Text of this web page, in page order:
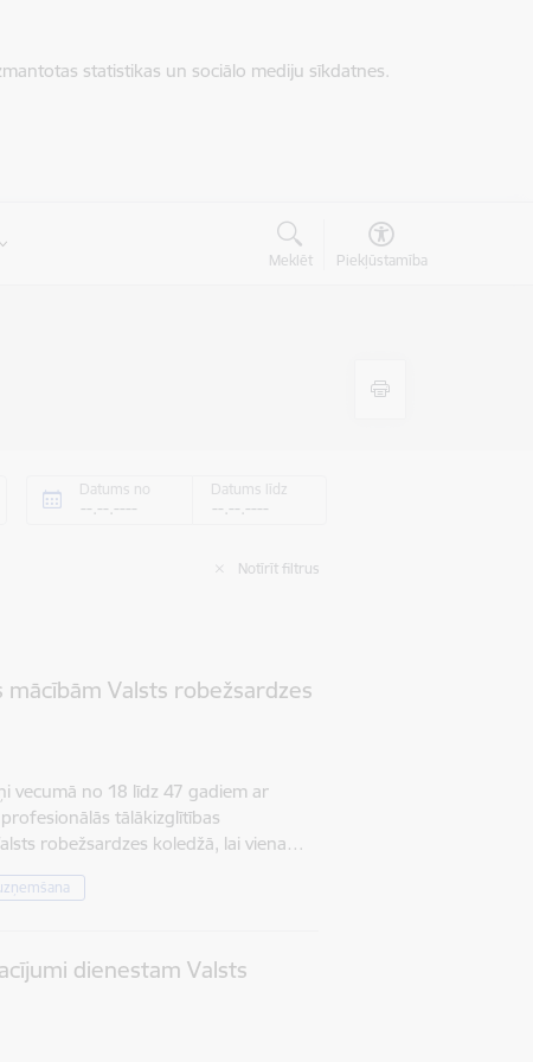
statistikas un sociālo mediju sīkdatnes.
Meklēt Piekļūstamība
Datums no Datums līdz
Notīrīt filtrus
Valsts robežsardzes
vecumā no 18 līdz 47 gadiem ar
tālākizglītības
robežsardzes koledžā, lai viena…
dienestam Valsts